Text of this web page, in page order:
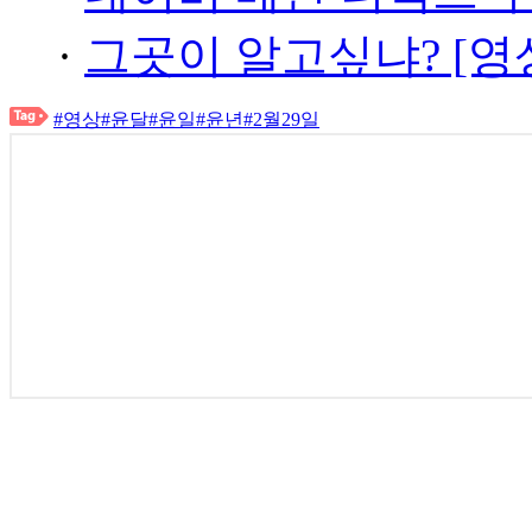
· 그곳이 알고싶냐? [
#영상#윤달#윤일#윤년#2월29일